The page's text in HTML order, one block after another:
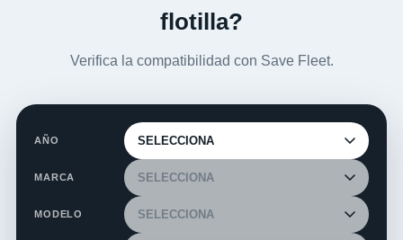
flotilla?
Verifica la compatibilidad con Save Fleet.
AÑO
MARCA
MODELO